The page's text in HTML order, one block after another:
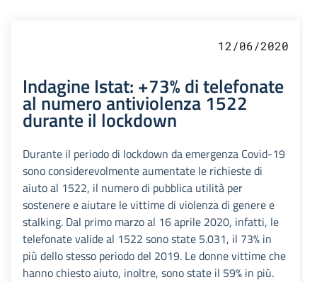
12/06/2020
Indagine Istat: +73% di telefonate
al numero antiviolenza 1522
durante il lockdown
Durante il periodo di lockdown da emergenza Covid-19
sono considerevolmente aumentate le richieste di
aiuto al 1522, il numero di pubblica utilità per
sostenere e aiutare le vittime di violenza di genere e
stalking. Dal primo marzo al 16 aprile 2020, infatti, le
telefonate valide al 1522 sono state 5.031, il 73% in
più dello stesso periodo del 2019. Le donne vittime che
hanno chiesto aiuto, inoltre, sono state il 59% in più.